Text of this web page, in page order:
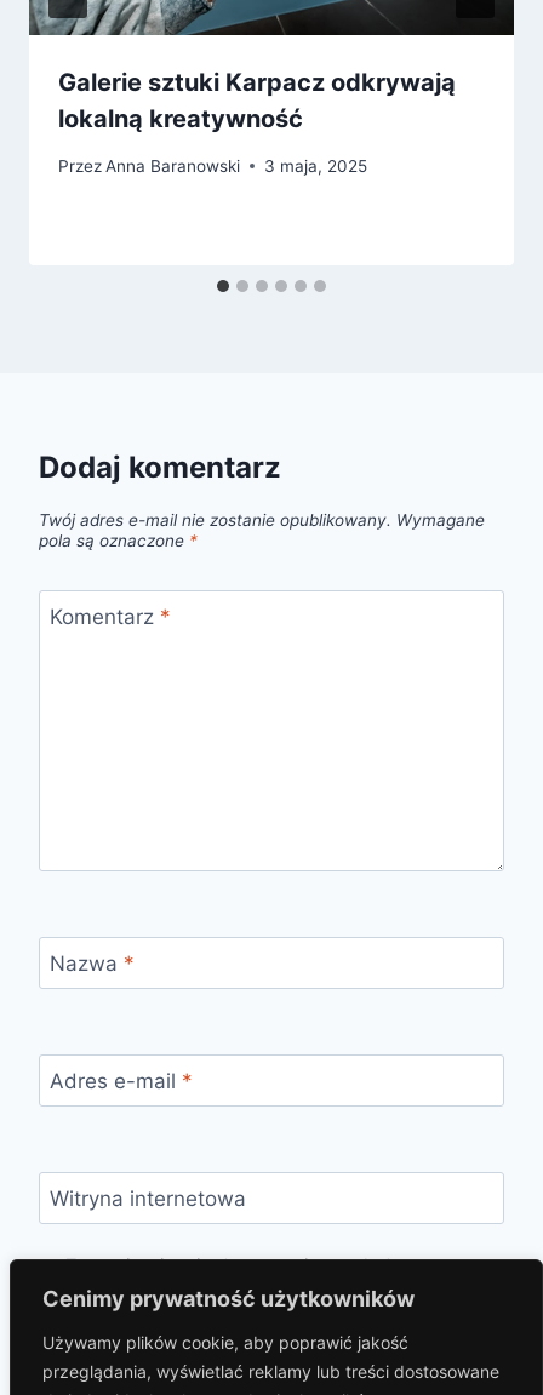
Cenimy prywatność użytkowników
Używamy plików cookie, aby poprawić jakość
przeglądania, wyświetlać reklamy lub treści dostosowane
Galerie sztuki Karpacz odkrywają
lokalną kreatywność
PrzezAnna Baranowski 3 maja, 2025
Dodaj komentarz
Twój adres e-mail nie zostanie opublikowany. Wymagane
pola są oznaczone *
Komentarz *
Nazwa *
Adres e-mail *
Witryna internetowa
Zapamiętaj moje dane w tej przeglądarce
podczas pisania kolejnych komentarzy.